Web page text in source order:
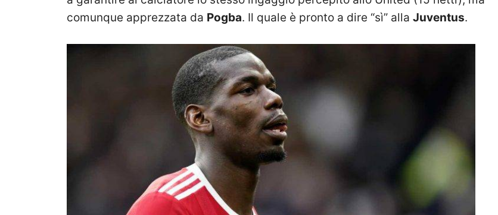
comunque apprezzata da Pogba. Il quale è pronto a dire “sì” alla Juventus.